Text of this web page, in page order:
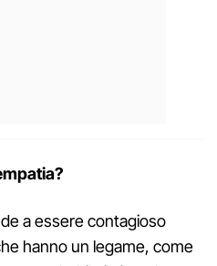
a essere contagioso
hanno un legame, come